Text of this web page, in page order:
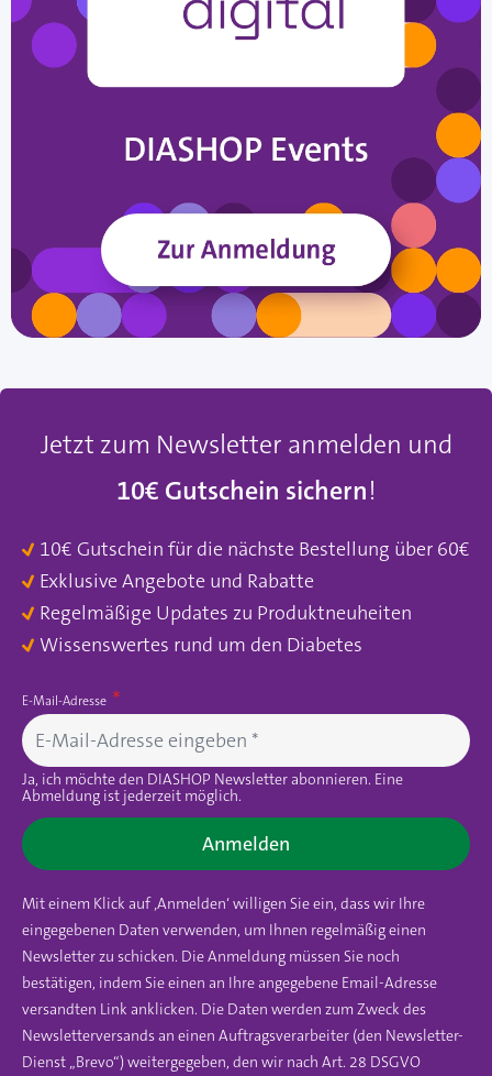
Jetzt zum Newsletter anmelden und
10€ Gutschein sichern!
10€ Gutschein für die nächste Bestellung über 60€
Exklusive Angebote und Rabatte
Regelmäßige Updates zu Produktneuheiten
Wissenswertes rund um den Diabetes
E-Mail-Adresse
Ja, ich möchte den DIASHOP Newsletter abonnieren. Eine
Abmeldung ist jederzeit möglich.
Anmelden
Mit einem Klick auf ‚Anmelden‘ willigen Sie ein, dass wir Ihre
eingegebenen Daten verwenden, um Ihnen regelmäßig einen
Newsletter zu schicken. Die Anmeldung müssen Sie noch
bestätigen, indem Sie einen an Ihre angegebene Email-Adresse
versandten Link anklicken. Die Daten werden zum Zweck des
Newsletterversands an einen Auftragsverarbeiter (den Newsletter-
Dienst „Brevo“) weitergegeben, den wir nach Art. 28 DSGVO